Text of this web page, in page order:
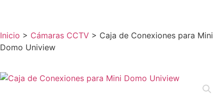
Inicio > Cámaras CCTV > Caja de Conexiones para Mini
Domo Uniview